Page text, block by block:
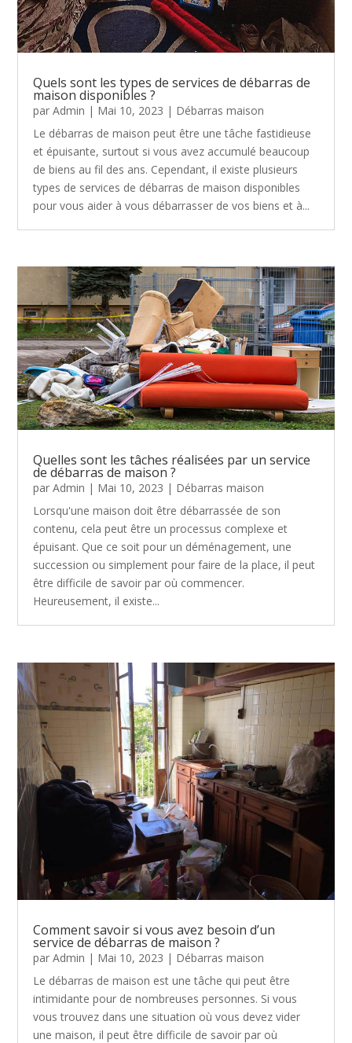
Quels sont les types de services de débarras de
maison disponibles ?
parAdmin | Mai 10, 2023 | Débarras maison
Le débarras de maison peut être une tâche fastidieuse
et épuisante, surtout si vous avez accumulé beaucoup
de biens au fil des ans. Cependant, il existe plusieurs
types de services de débarras de maison disponibles
pour vous aider à vous débarrasser de vos biens et à...
Quelles sont les tâches réalisées par un service
de débarras de maison ?
parAdmin | Mai 10, 2023 | Débarras maison
Lorsqu'une maison doit être débarrassée de son
contenu, cela peut être un processus complexe et
épuisant. Que ce soit pour un déménagement, une
succession ou simplement pour faire de la place, il peut
être difficile de savoir par où commencer.
Heureusement, il existe...
Comment savoir si vous avez besoin d’un
service de débarras de maison ?
parAdmin | Mai 10, 2023 | Débarras maison
Le débarras de maison est une tâche qui peut être
intimidante pour de nombreuses personnes. Si vous
vous trouvez dans une situation où vous devez vider
une maison, il peut être difficile de savoir par où